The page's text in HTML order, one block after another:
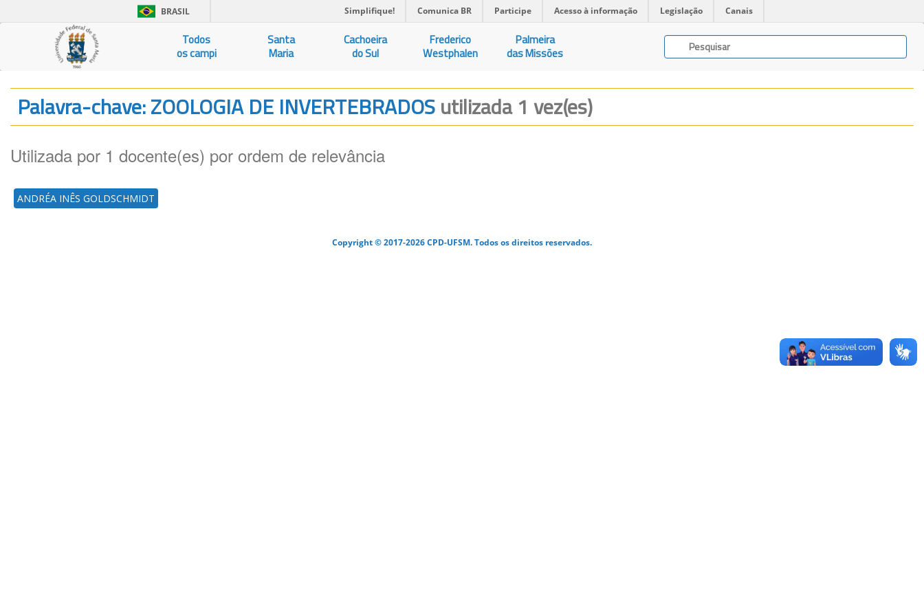
BRASIL Simplifique! Comunica BR Participe Acesso à informação Legislação Canais
Todos
os campi
Santa
Maria
Cachoeira
do Sul
Frederico
Westphalen
Palmeira
das Missões
Palavra-chave: ZOOLOGIA DE INVERTEBRADOSutilizada 1 vez(es)
Utilizada por 1 docente(es) por ordem de relevância
ANDRÉA INÊS GOLDSCHMIDT
Copyright © 2017-2026 CPD-UFSM. Todos os direitos reservados.